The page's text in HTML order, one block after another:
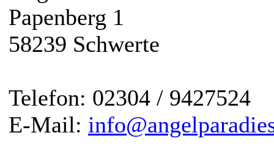
Papenberg 1
58239 Schwerte
Telefon: 02304 / 9427524
E-Mail: